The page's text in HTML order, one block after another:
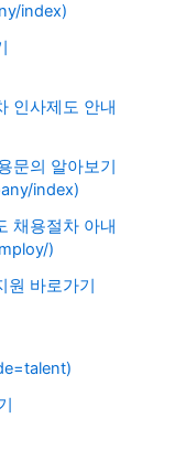
index)
인사제도 안내
문의 알아보기
index)
채용절차 아내
)
원 바로가기